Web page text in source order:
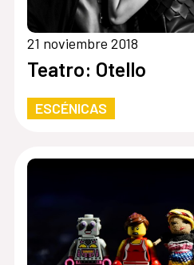
21 noviembre 2018
Teatro: Otello
ESCÉNICAS